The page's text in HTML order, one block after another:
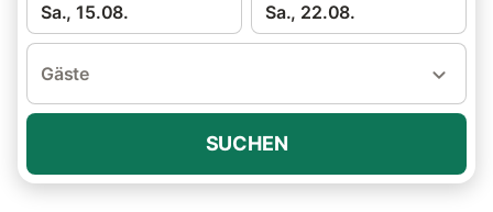
Sa., 15.08. Sa., 22.08.
Gäste
SUCHEN